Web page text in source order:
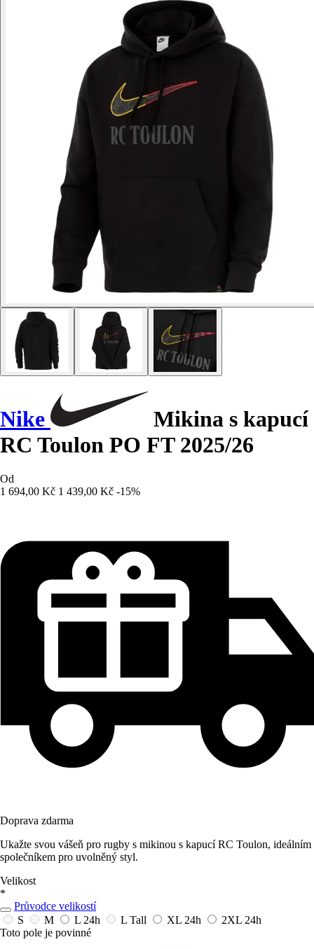
Nike
Mikina s kapucí
RC Toulon PO FT 2025/26
Od
1 694,00 Kč 1 439,00 Kč -15%
Doprava zdarma
Ukažte svou vášeň pro rugby s mikinou s kapucí RC Toulon, ideálním
společníkem pro uvolněný styl.
Velikost
*
Průvodce velikostí
S
M L 24h L Tall XL 24h 2XL 24h
Toto pole je povinné